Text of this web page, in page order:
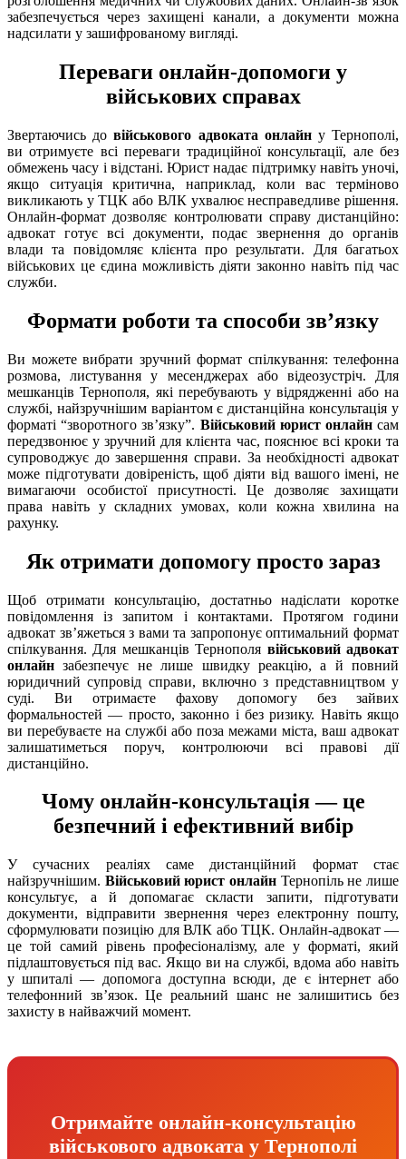
забезпечується через захищені канали, а документи можна
надсилати у зашифрованому вигляді.
Переваги онлайн-допомоги у
військових справах
Звертаючись довійськового адвоката онлайну Тернополі,
ви отримуєте всі переваги традиційної консультації, але без
обмежень часу і відстані. Юрист надає підтримку навіть уночі,
якщо ситуація критична, наприклад, коли вас терміново
викликають у ТЦК або ВЛК ухвалює несправедливе рішення.
Онлайн-формат дозволяє контролювати справу дистанційно:
адвокат готує всі документи, подає звернення до органів
влади та повідомляє клієнта про результати. Для багатьох
військових це єдина можливість діяти законно навіть під час
служби.
Формати роботи та способи зв’язку
Ви можете вибрати зручний формат спілкування: телефонна
розмова, листування у месенджерах або відеозустріч. Для
мешканців Тернополя, які перебувають у відрядженні або на
службі, найзручнішим варіантом є дистанційна консультація у
форматі “зворотного зв’язку”. Військовий юрист онлайнсам
передзвонює у зручний для клієнта час, пояснює всі кроки та
супроводжує до завершення справи. За необхідності адвокат
може підготувати довіреність, щоб діяти від вашого імені, не
вимагаючи особистої присутності. Це дозволяє захищати
права навіть у складних умовах, коли кожна хвилина на
рахунку.
Як отримати допомогу просто зараз
Щоб отримати консультацію, достатньо надіслати коротке
повідомлення із запитом і контактами. Протягом години
адвокат зв’яжеться з вами та запропонує оптимальний формат
спілкування. Для мешканців Тернополя військовий адвокат
онлайн забезпечує не лише швидку реакцію, а й повний
юридичний супровід справи, включно з представництвом у
суді. Ви отримаєте фахову допомогу без зайвих
формальностей — просто, законно і без ризику. Навіть якщо
ви перебуваєте на службі або поза межами міста, ваш адвокат
залишатиметься поруч, контролюючи всі правові дії
дистанційно.
Чому онлайн-консультація — це
безпечний і ефективний вибір
У сучасних реаліях саме дистанційний формат стає
найзручнішим. Військовий юрист онлайн Тернопіль не лише
консультує, а й допомагає скласти запити, підготувати
документи, відправити звернення через електронну пошту,
сформулювати позицію для ВЛК або ТЦК. Онлайн-адвокат —
це той самий рівень професіоналізму, але у форматі, який
підлаштовується під вас. Якщо ви на службі, вдома або навіть
у шпиталі — допомога доступна всюди, де є інтернет або
телефонний зв’язок. Це реальний шанс не залишитись без
захисту в найважчий момент.
Отримайте онлайн-консультацію
військового адвоката у Тернополі